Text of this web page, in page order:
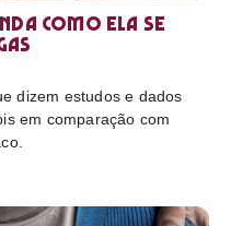
como ela se
dizem estudos e dados
em comparação com